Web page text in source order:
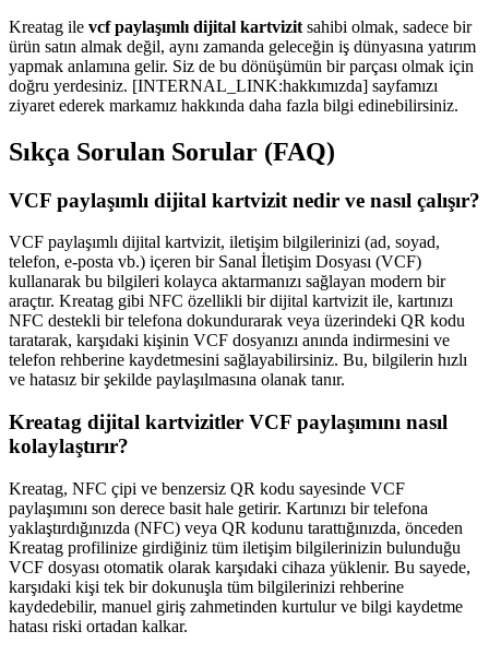
Kreatag ile vcf paylaşımlı dijital kartvizit sahibi olmak, sadece bir
ürün satın almak değil, aynı zamanda geleceğin iş dünyasına yatırım
yapmak anlamına gelir. Siz de bu dönüşümün bir parçası olmak için
doğru yerdesiniz. [INTERNAL_LINK:hakkımızda] sayfamızı
ziyaret ederek markamız hakkında daha fazla bilgi edinebilirsiniz.
Sıkça Sorulan Sorular (FAQ)
VCF paylaşımlı dijital kartvizit nedir ve nasıl çalışır?
VCF paylaşımlı dijital kartvizit, iletişim bilgilerinizi (ad, soyad,
telefon, e-posta vb.) içeren bir Sanal İletişim Dosyası (VCF)
kullanarak bu bilgileri kolayca aktarmanızı sağlayan modern bir
araçtır. Kreatag gibi NFC özellikli bir dijital kartvizit ile, kartınızı
NFC destekli bir telefona dokundurarak veya üzerindeki QR kodu
taratarak, karşıdaki kişinin VCF dosyanızı anında indirmesini ve
telefon rehberine kaydetmesini sağlayabilirsiniz. Bu, bilgilerin hızlı
ve hatasız bir şekilde paylaşılmasına olanak tanır.
Kreatag dijital kartvizitler VCF paylaşımını nasıl
kolaylaştırır?
Kreatag, NFC çipi ve benzersiz QR kodu sayesinde VCF
paylaşımını son derece basit hale getirir. Kartınızı bir telefona
yaklaştırdığınızda (NFC) veya QR kodunu tarattığınızda, önceden
Kreatag profilinize girdiğiniz tüm iletişim bilgilerinizin bulunduğu
VCF dosyası otomatik olarak karşıdaki cihaza yüklenir. Bu sayede,
karşıdaki kişi tek bir dokunuşla tüm bilgilerinizi rehberine
kaydedebilir, manuel giriş zahmetinden kurtulur ve bilgi kaydetme
hatası riski ortadan kalkar.